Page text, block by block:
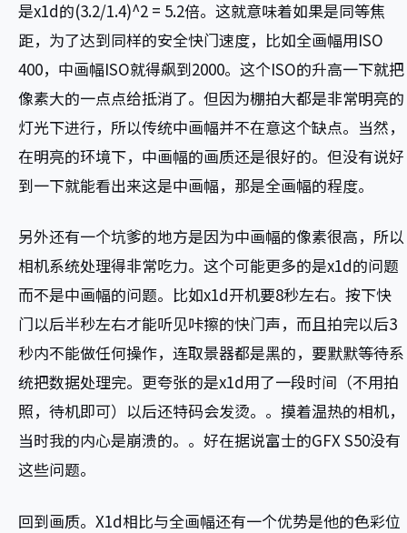
是x1d的(3.2/1.4)^2 = 5.2倍。这就意味着如果是同等焦
距，为了达到同样的安全快门速度，比如全画幅用ISO
400，中画幅ISO就得飙到2000。这个ISO的升高一下就把
像素大的一点点给抵消了。但因为棚拍大都是非常明亮的
灯光下进行，所以传统中画幅并不在意这个缺点。当然，
在明亮的环境下，中画幅的画质还是很好的。但没有说好
到一下就能看出来这是中画幅，那是全画幅的程度。
另外还有一个坑爹的地方是因为中画幅的像素很高，所以
相机系统处理得非常吃力。这个可能更多的是x1d的问题
而不是中画幅的问题。比如x1d开机要8秒左右。按下快
门以后半秒左右才能听见咔擦的快门声，而且拍完以后3
秒内不能做任何操作，连取景器都是黑的，要默默等待系
统把数据处理完。更夸张的是x1d用了一段时间（不用拍
照，待机即可）以后还特码会发烫。。摸着温热的相机，
当时我的内心是崩溃的。。好在据说富士的GFX S50没有
这些问题。
回到画质。X1d相比与全画幅还有一个优势是他的色彩位